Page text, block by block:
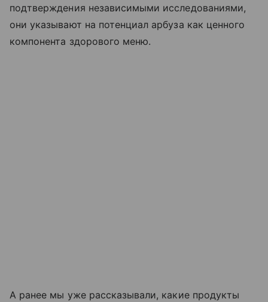
подтверждения независимыми исследованиями,
они указывают на потенциал арбуза как ценного
компонента здорового меню.
А ранее мы уже рассказывали, какие продукты